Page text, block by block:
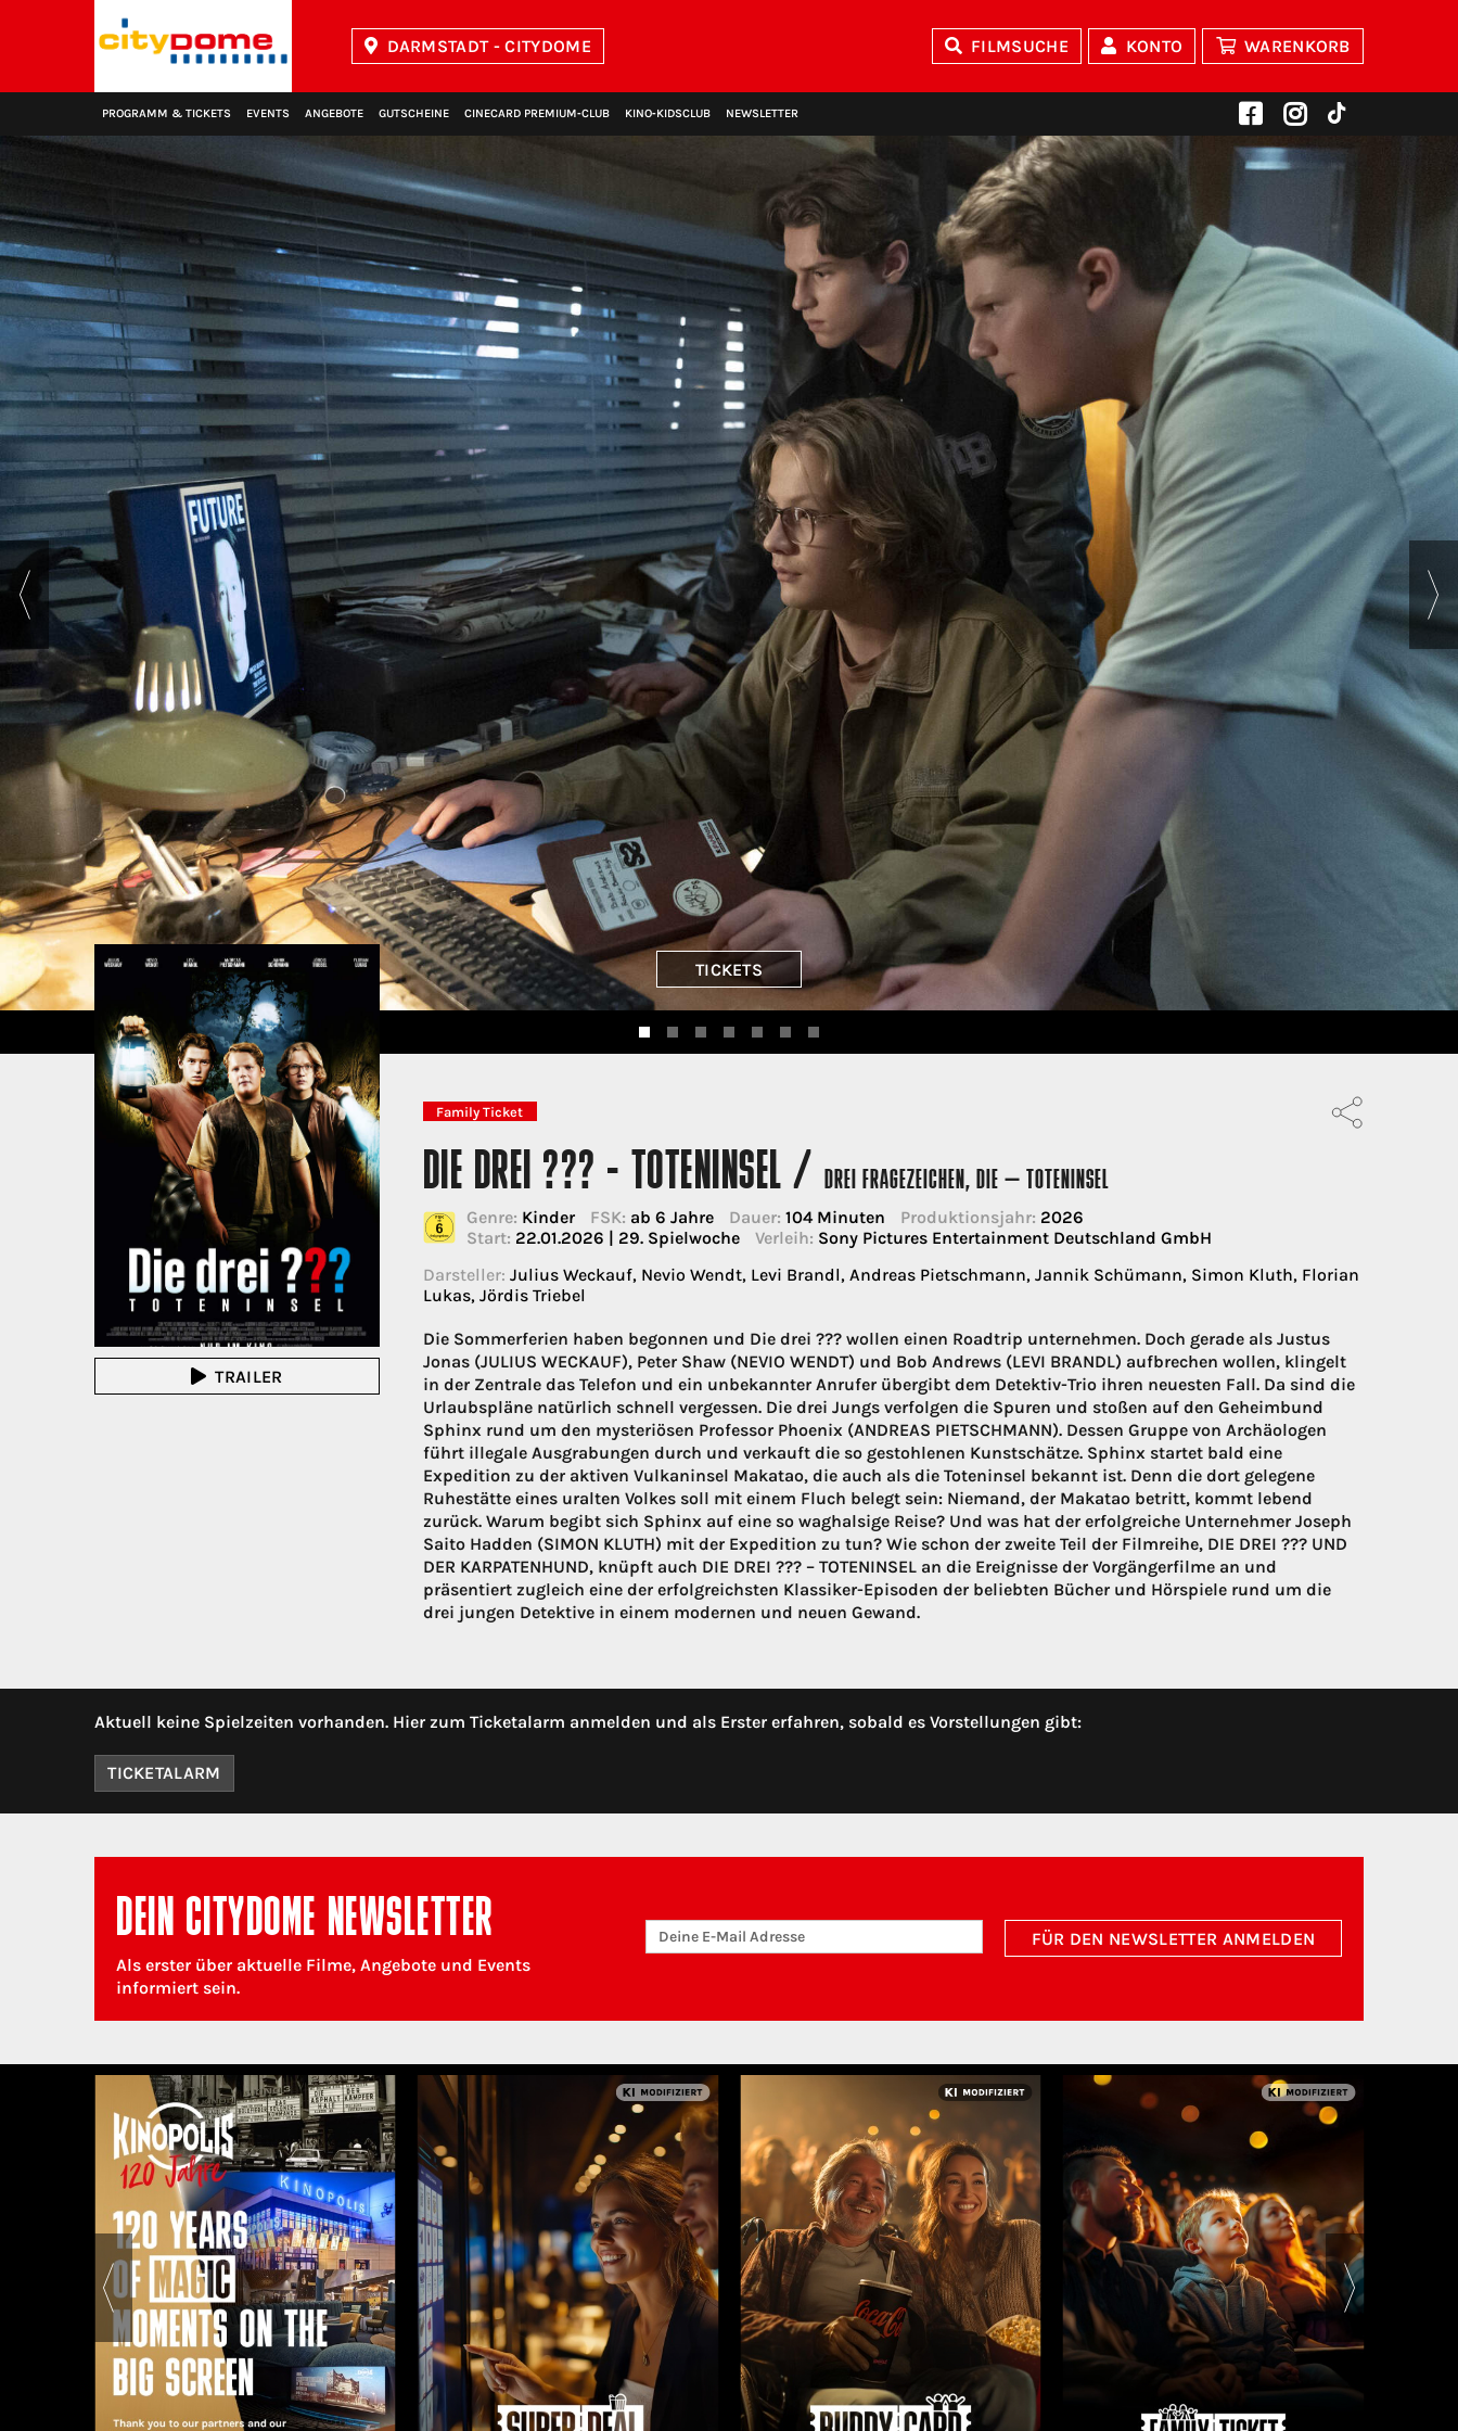
DARMSTADT - CITYDOME FILMSUCHE KONTO WARENKORB
PROGRAMM & TICKETS EVENTS ANGEBOTE GUTSCHEINE CINECARD PREMIUM‑CLUB KINO‑KIDSCLUB NEWSLETTER
TICKETS
TRAILER
Family Ticket
DIE DREI ??? - TOTENINSEL / DREI FRAGEZEICHEN, DIE – TOTENINSEL
Genre: Kinder FSK: ab 6 Jahre Dauer: 104 Minuten Produktionsjahr: 2026
Start: 22.01.2026 | 29. Spielwoche Verleih: Sony Pictures Entertainment Deutschland GmbH
Darsteller: Julius Weckauf, Nevio Wendt, Levi Brandl, Andreas Pietschmann, Jannik Schümann, Simon Kluth, Florian
Lukas, Jördis Triebel
Die Sommerferien haben begonnen und Die drei ??? wollen einen Roadtrip unternehmen. Doch gerade als Justus
Jonas (JULIUS WECKAUF), Peter Shaw (NEVIO WENDT) und Bob Andrews (LEVI BRANDL) aufbrechen wollen, klingelt
in der Zentrale das Telefon und ein unbekannter Anrufer übergibt dem Detektiv-Trio ihren neuesten Fall. Da sind die
Urlaubspläne natürlich schnell vergessen. Die drei Jungs verfolgen die Spuren und stoßen auf den Geheimbund
Sphinx rund um den mysteriösen Professor Phoenix (ANDREAS PIETSCHMANN). Dessen Gruppe von Archäologen
führt illegale Ausgrabungen durch und verkauft die so gestohlenen Kunstschätze. Sphinx startet bald eine
Expedition zu der aktiven Vulkaninsel Makatao, die auch als die Toteninsel bekannt ist. Denn die dort gelegene
Ruhestätte eines uralten Volkes soll mit einem Fluch belegt sein: Niemand, der Makatao betritt, kommt lebend
zurück. Warum begibt sich Sphinx auf eine so waghalsige Reise? Und was hat der erfolgreiche Unternehmer Joseph
Saito Hadden (SIMON KLUTH) mit der Expedition zu tun? Wie schon der zweite Teil der Filmreihe, DIE DREI ??? UND
DER KARPATENHUND, knüpft auch DIE DREI ??? – TOTENINSEL an die Ereignisse der Vorgängerfilme an und
präsentiert zugleich eine der erfolgreichsten Klassiker-Episoden der beliebten Bücher und Hörspiele rund um die
drei jungen Detektive in einem modernen und neuen Gewand.
Aktuell keine Spielzeiten vorhanden. Hier zum Ticketalarm anmelden und als Erster erfahren, sobald es Vorstellungen gibt:
TICKETALARM
DEIN CITYDOME NEWSLETTER
Als erster über aktuelle Filme, Angebote und Events
informiert sein.
FÜR DEN NEWSLETTER ANMELDEN